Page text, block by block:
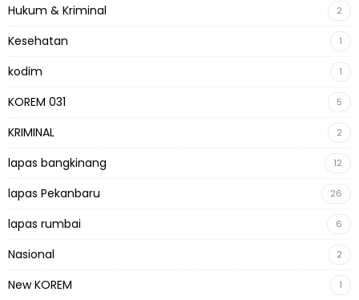
Hukum & Kriminal 2
Kesehatan 1
kodim 1
KOREM 031 5
KRIMINAL 2
lapas bangkinang 12
lapas Pekanbaru 26
lapas rumbai 6
Nasional 2
New KOREM 1